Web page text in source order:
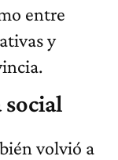
entre
y
volvió a